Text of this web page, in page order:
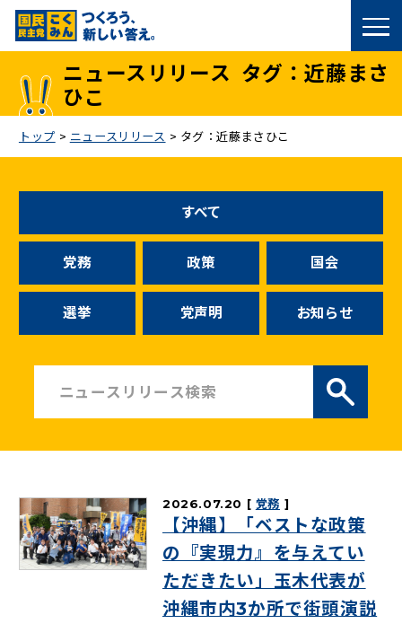
国民民主党トップ
政策
お問い合わせ
ニュースリリース
こくみんうさぎの部屋
参加・サポート
（新しいタブで開く）
（新しいタブで開く）
ニュースリリース タグ：近藤まさ
ひこ
トップ > ニュースリリース > タグ：近藤まさひこ
すべて
党務 政策 国会
選挙 党声明 お知らせ
2026.07.20 党務
【沖縄】「ベストな政策
の『実現力』を与えてい
ただきたい」玉木代表が
沖縄市内3か所で街頭演説